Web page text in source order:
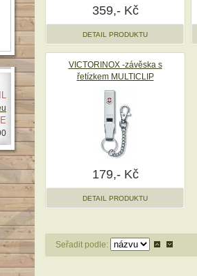
359,- Kč
DETAIL PRODUKTU
VICTORINOX -závěska s
řetízkem MULTICLIP
179,- Kč
DETAIL PRODUKTU
Seřadit podle: